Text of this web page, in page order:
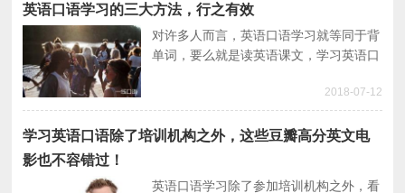
英语口语学习的三大方法，行之有效
对许多人而言，英语口语学习就等同于背
单词，要么就是读英语课文，学习英语口
麻痹自己，来看看正确的英语口语学习方
法是怎样的。
2018-07-12
学习英语口语除了培训机构之外，这些豆瓣高分英文电
影也不容错过！
英语口语学习除了参加培训机构之外，看